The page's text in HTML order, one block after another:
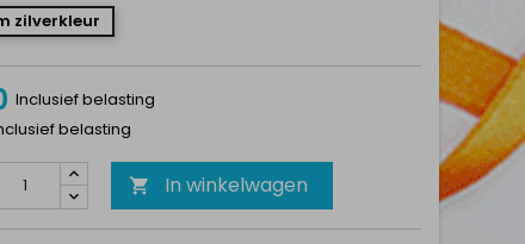
zilverkleur
Inclusief belasting
belasting
 In winkelwagen